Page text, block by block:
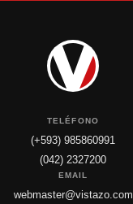
TELÉFONO
(+593) 985860991
(042) 2327200
EMAIL
webmaster@vistazo.com